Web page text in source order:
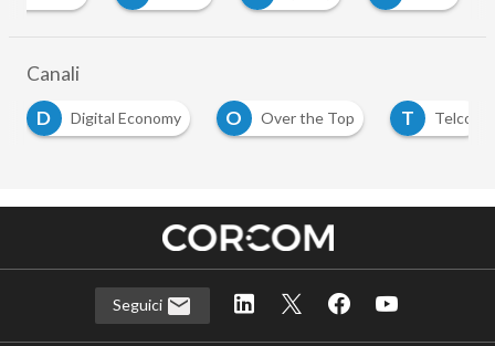
Canali
D
Digital Economy O Over the Top T Telco
Seguici